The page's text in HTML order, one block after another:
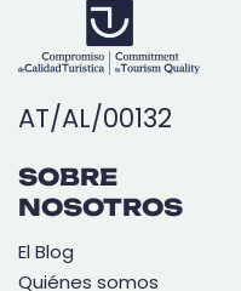
AT/AL/00132
SOBRE
NOSOTROS
El Blog
Quiénes somos